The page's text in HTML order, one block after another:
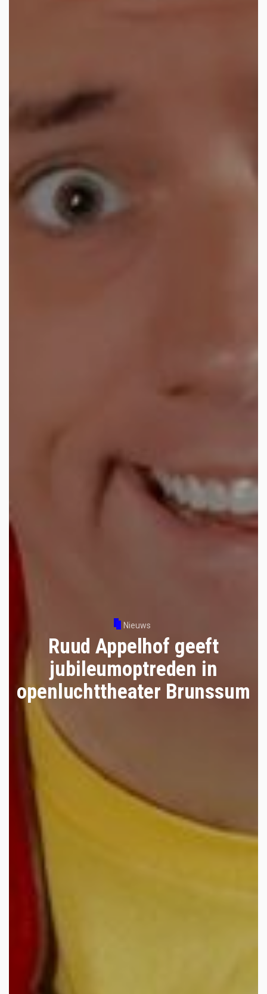
Nieuws
Ruud Appelhof geeft
jubileumoptreden in
openluchttheater Brunssum